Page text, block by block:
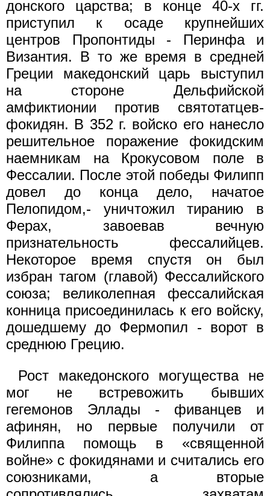
донского царства; в конце 40-х гг.
приступил к осаде крупнейших
центров Пропонтиды - Перинфа и
Византия. В то же время в сред­ней
Греции македонский царь выступил
на стороне Дельфийской
амфиктионии против святотатцев-
фокидян. В 352 г. войско его нанесло
решительное поражение фокидским
наемникам на Крокусовом поле в
Фессалии. После этой победы Филипп
довел до конца дело, начатое
Пелопидом,- уничтожил тиранию в
Ферах, за­воевав вечную
признательность фессалийцев.
Некоторое время спу­стя он был
избран тагом (главой) Фессалийского
союза; велико­лепная фессалийская
конница присоединилась к его войску,
дошед­шему до Фермопил - ворот в
среднюю Грецию.
Рост македонского могущества не
мог не встревожить быв­ших
гегемонов Эллады - фиванцев и
афинян, но первые получили от
Филиппа помощь в «священной
войне» с фокидянами и считались его
союзниками, а вторые